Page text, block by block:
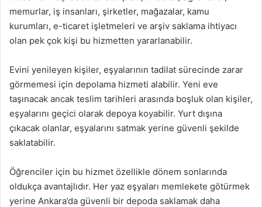
memurlar, iş insanları, şirketler, mağazalar, kamu
kurumları, e-ticaret işletmeleri ve arşiv saklama ihtiyacı
olan pek çok kişi bu hizmetten yararlanabilir.
Evini yenileyen kişiler, eşyalarının tadilat sürecinde zarar
görmemesi için depolama hizmeti alabilir. Yeni eve
taşınacak ancak teslim tarihleri arasında boşluk olan kişiler,
eşyalarını geçici olarak depoya koyabilir. Yurt dışına
çıkacak olanlar, eşyalarını satmak yerine güvenli şekilde
saklatabilir.
Öğrenciler için bu hizmet özellikle dönem sonlarında
oldukça avantajlıdır. Her yaz eşyaları memlekete götürmek
yerine Ankara’da güvenli bir depoda saklamak daha